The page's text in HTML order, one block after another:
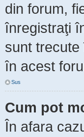
din forum,
înregistraţi
sunt
în acest
Sus
Cum pot
În afara